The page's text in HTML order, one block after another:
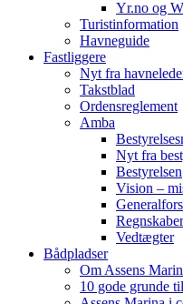
Yr.no og
Turistinformation
Havneguide
Fastliggere
Nyt fra
Takstblad
Ordensreglement
Amba
Nyt fra
Bestyrelsen
Vision –
Regnskaber
Vedtægter
Bådpladser
Om Assens
10 gode grunde